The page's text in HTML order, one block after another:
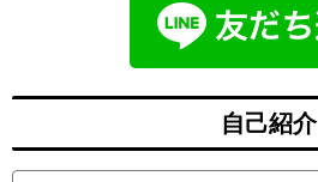
自己紹介